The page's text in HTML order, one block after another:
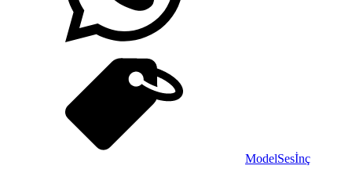
ModelSesİnç